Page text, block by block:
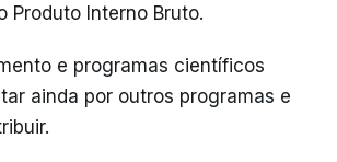
Produto Interno Bruto.
e programas científicos
ainda por outros programas e